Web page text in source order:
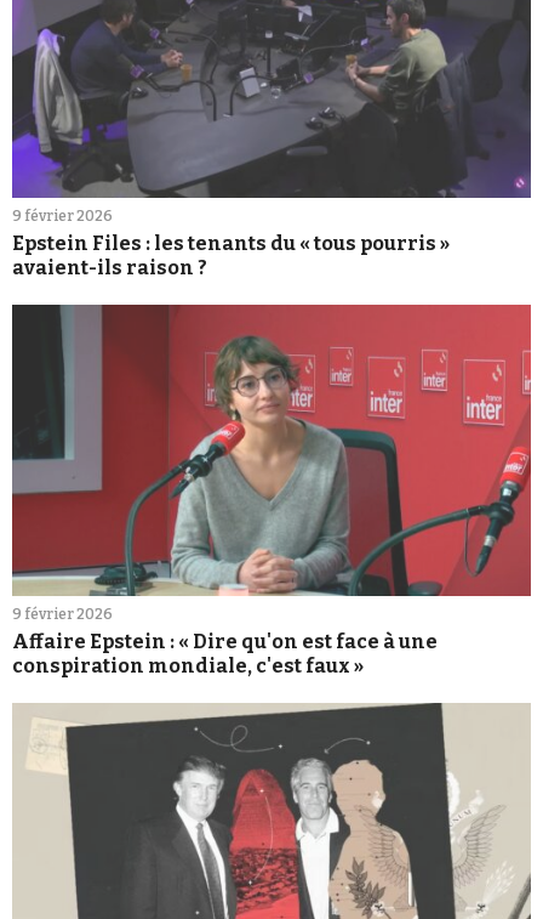
9 février 2026
Epstein Files : les tenants du « tous pourris »
avaient-ils raison ?
9 février 2026
Affaire Epstein : « Dire qu'on est face à une
conspiration mondiale, c'est faux »